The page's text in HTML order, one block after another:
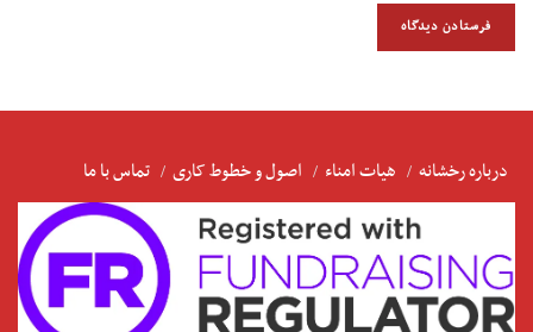
درباره رخشانه هیات امناء اصول و خطوط کاری تماس با ما